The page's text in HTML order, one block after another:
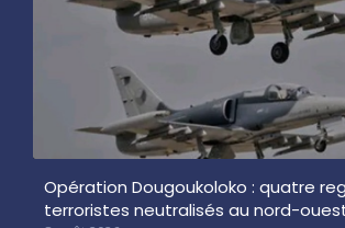
Opération Dougoukoloko : quatre
terroristes neutralisés au nord-